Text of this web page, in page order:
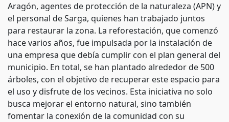
Aragón, agentes de protección de la naturaleza (APN) y
el personal de Sarga, quienes han trabajado juntos
para restaurar la zona. La reforestación, que comenzó
hace varios años, fue impulsada por la instalación de
una empresa que debía cumplir con el plan general del
municipio. En total, se han plantado alrededor de 500
árboles, con el objetivo de recuperar este espacio para
el uso y disfrute de los vecinos. Esta iniciativa no solo
busca mejorar el entorno natural, sino también
fomentar la conexión de la comunidad con su